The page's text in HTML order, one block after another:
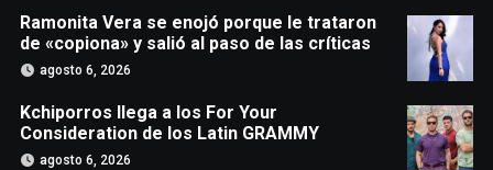
Ramonita Vera se enojó porque le trataron
de «copiona» y salió al paso de las críticas
agosto 6, 2026
Kchiporros llega a los For Your
Consideration de los Latin GRAMMY
agosto 6, 2026